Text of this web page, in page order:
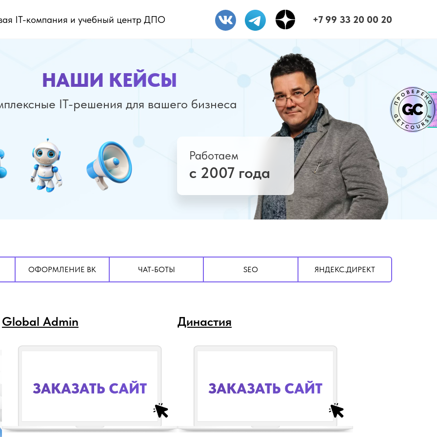
+7 99 33 20 00 20
IT-компания и учебный центр ДПО
НАШИ КЕЙСЫ
IT-решения для вашего бизнеса
с 2007 года
Работаем
ОФОРМЛЕНИЕ ВК ЧАТ-БОТЫ SEO ЯНДЕКС.ДИРЕКТ
Создание сайтов DISC-Тест
Global Admin Династия